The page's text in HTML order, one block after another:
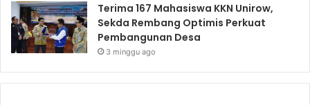
Terima 167 Mahasiswa KKN Unirow,
Sekda Rembang Optimis Perkuat
Pembangunan Desa
3 minggu ago